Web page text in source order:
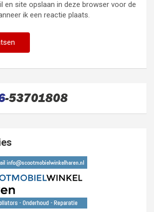
en site opslaan in deze browser voor de
ik een reactie plaats.